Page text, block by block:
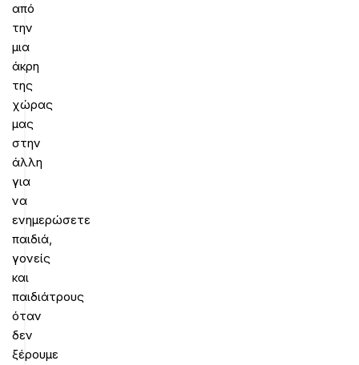
από
την
μια
άκρη
της
χώρας
μας
στην
άλλη
για
να
ενημερώσετε
παιδιά,
γονείς
και
παιδιάτρους
όταν
δεν
ξέρουμε